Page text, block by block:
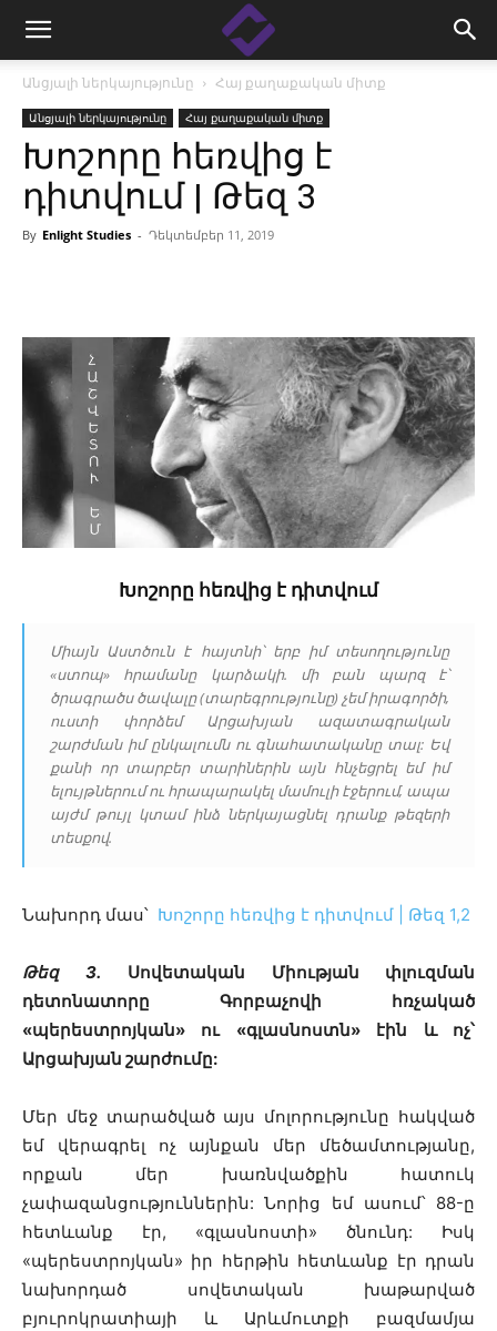
Անցյալի ներկայությունը Հայ քաղաքական միտք
Անցյալի ներկայությունը Հայ քաղաքական միտք
Խոշորը հեռվից է
դիտվում | Թեզ 3
By Enlight Studies - Դեկտեմբեր 11, 2019
Խոշորը հեռվից է դիտվում
Միայն Աստծուն է հայտնի՝ երբ իմ տեսողությունը
«ստոպ» հրամանը կարձակի. մի բան պարզ է՝
ծրագրածս ծավալը (տարեգրությունը) չեմ իրագործի,
ուստի փորձեմ Արցախյան ազատագրական
շարժման իմ ընկալումն ու գնահատականը տալ: Եվ
քանի որ տարբեր տարիներին այն հնչեցրել եմ իմ
ելույթներում ու հրապարակել մամուլի էջերում, ապա
այժմ թույլ կտամ ինձ ներկայացնել դրանք թեզերի
տեսքով.
Նախորդ մաս՝ Խոշորը հեռվից է դիտվում | Թեզ 1,2
Թեզ 3.
Սովետական Միության փլուզման
դետոնատորը Գորբաչովի հռչակած
«պերեստրոյկան» ու «գլասնոստն» էին և ոչ՝
Արցախյան շարժումը:
Մեր մեջ տարածված այս մոլորությունը հակված
եմ վերագրել ոչ այնքան մեր մեծամտությանը,
որքան մեր խառնվածքին հատուկ
չափազանցություններին: Նորից եմ ասում՝ 88-ը
հետևանք էր, «գլասնոստի» ծնունդ: Իսկ
«պերեստրոյկան» իր հերթին հետևանք էր դրան
նախորդած սովետական խաթարված
բյուրոկրատիայի և Արևմուտքի բազմամյա